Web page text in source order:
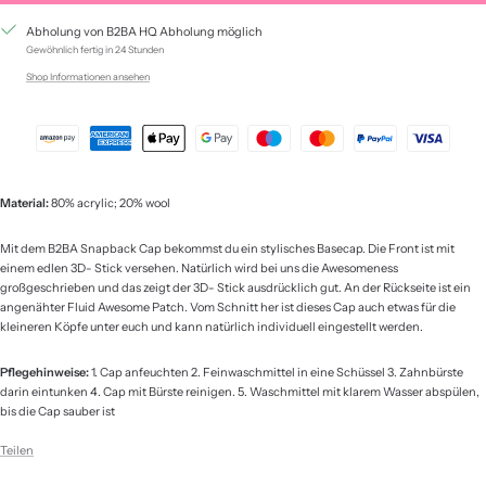
Abholung von B2BA HQ Abholung möglich
Gewöhnlich fertig in 24 Stunden
Shop Informationen ansehen
Material:80% acrylic; 20% wool
Mit dem B2BA Snapback Cap bekommst du ein stylisches Basecap. Die Front ist mit
einem edlen 3D- Stick versehen. Natürlich wird bei uns die Awesomeness
großgeschrieben und das zeigt der 3D- Stick ausdrücklich gut. An der Rückseite ist ein
angenähter Fluid Awesome Patch. Vom Schnitt her ist dieses Cap auch etwas für die
kleineren Köpfe unter euch und kann natürlich individuell eingestellt werden.
Pflegehinweise:1. Cap anfeuchten 2. Feinwaschmittel in eine Schüssel 3. Zahnbürste
darin eintunken 4. Cap mit Bürste reinigen. 5. Waschmittel mit klarem Wasser abspülen,
bis die Cap sauber ist
Teilen